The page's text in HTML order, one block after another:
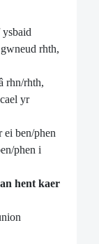
rhth,
rhn/rhth,
yr
ei ben/phen
phen i
hent kaer